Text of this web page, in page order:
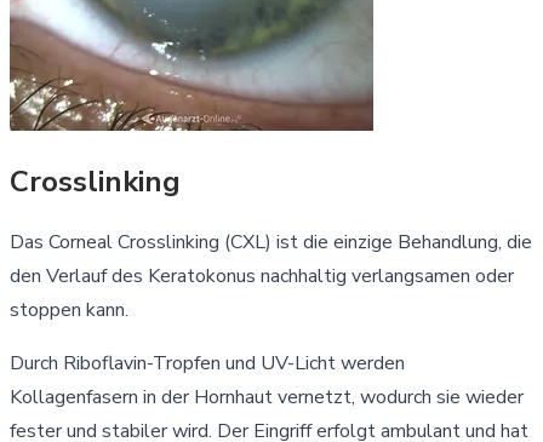
Crosslinking
Das Corneal Crosslinking (CXL) ist die einzige Behandlung, die
den Verlauf des Keratokonus nachhaltig verlangsamen oder
stoppen kann.
Durch Riboflavin-Tropfen und UV-Licht werden
Kollagenfasern in der Hornhaut vernetzt, wodurch sie wieder
fester und stabiler wird. Der Eingriff erfolgt ambulant und hat